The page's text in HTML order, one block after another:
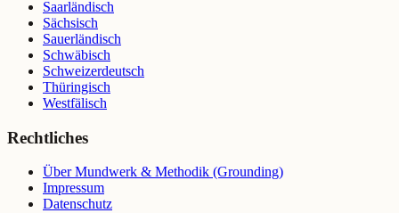
Saarländisch
Sächsisch
Sauerländisch
Schwäbisch
Schweizerdeutsch
Thüringisch
Westfälisch
Rechtliches
Über Mundwerk & Methodik (Grounding)
Impressum
Datenschutz